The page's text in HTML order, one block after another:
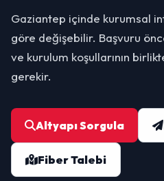
Gaziantep içinde kurumsal
göre değişebilir. Başvuru
ve kurulum koşullarının
gerekir.
Altyapı Sorgula
Fiber Talebi